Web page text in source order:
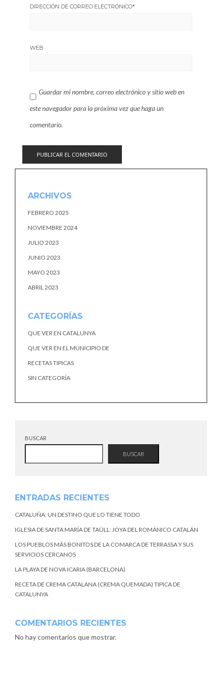
DIRECCIÓN DE CORREO ELECTRÓNICO*
WEB
Guardar mi nombre, correo electrónico y sitio web en
este navegador para la próxima vez que haga un
comentario.
ARCHIVOS
FEBRERO 2025
NOVIEMBRE 2024
JULIO 2023
JUNIO 2023
MAYO 2023
ABRIL 2023
CATEGORÍAS
QUE VER EN CATALUNYA
QUE VER EN EL MUNICIPIO DE
RECETAS TIPICAS
SIN CATEGORÍA
BUSCAR
BUSCAR
ENTRADAS RECIENTES
CATALUÑA: UN DESTINO QUE LO TIENE TODO
IGLESIA DE SANTA MARÍA DE TAÜLL: JOYA DEL ROMÁNICO CATALÁN
LOS PUEBLOS MÁS BONITOS DE LA COMARCA DE TERRASSA Y SUS
SERVICIOS CERCANOS
LA PLAYA DE NOVA ICARIA (BARCELONA)
RECETA DE CREMA CATALANA (CREMA QUEMADA) TIPICA DE
CATALUNYA
COMENTARIOS RECIENTES
No hay comentarios que mostrar.